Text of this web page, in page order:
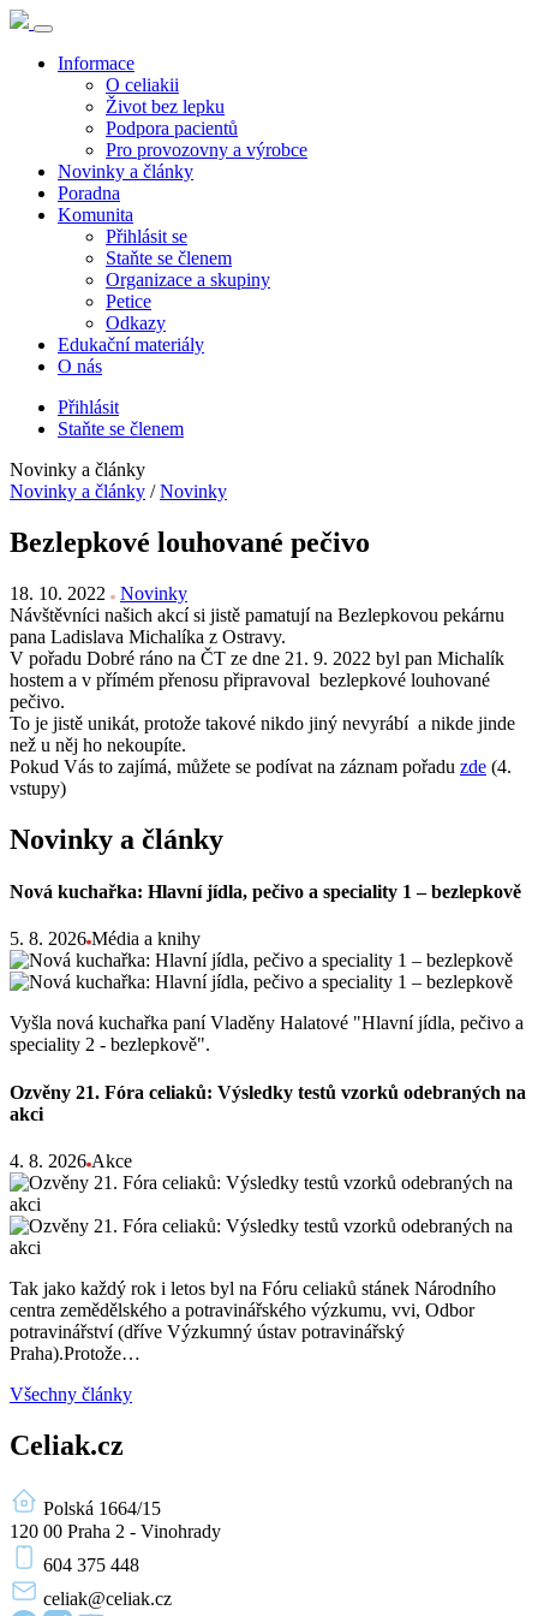
Informace
O celiakii
Život bez lepku
Podpora pacientů
Pro provozovny a výrobce
Novinky a články
Poradna
Komunita
Přihlásit se
Staňte se členem
Organizace a skupiny
Petice
Odkazy
Edukační materiály
O nás
Přihlásit
Staňte se členem
Novinky a články
Novinky a články / Novinky
Bezlepkové louhované pečivo
18. 10. 2022
Novinky
Návštěvníci našich akcí si jistě pamatují na Bezlepkovou pekárnu
pana Ladislava Michalíka z Ostravy.
V pořadu Dobré ráno na ČT ze dne 21. 9. 2022 byl pan Michalík
hostem a v přímém přenosu připravoval bezlepkové louhované
pečivo.
To je jistě unikát, protože takové nikdo jiný nevyrábí a nikde jinde
než u něj ho nekoupíte.
Pokud Vás to zajímá, můžete se podívat na záznam pořadu zde (4.
vstupy)
Novinky a články
Nová kuchařka: Hlavní jídla, pečivo a speciality 1 – bezlepkově
5. 8. 2026 Média a knihy
Vyšla nová kuchařka paní Vladěny Halatové "Hlavní jídla, pečivo a
speciality 2 - bezlepkově".
Ozvěny 21. Fóra celiaků: Výsledky testů vzorků odebraných na
akci
4. 8. 2026 Akce
Tak jako každý rok i letos byl na Fóru celiaků stánek Národního
centra zemědělského a potravinářského výzkumu, vvi, Odbor
potravinářství (dříve Výzkumný ústav potravinářský
Praha).Protože…
Všechny články
Celiak.cz
Polská 1664/15
120 00 Praha 2 - Vinohrady
604 375 448
celiak@celiak.cz